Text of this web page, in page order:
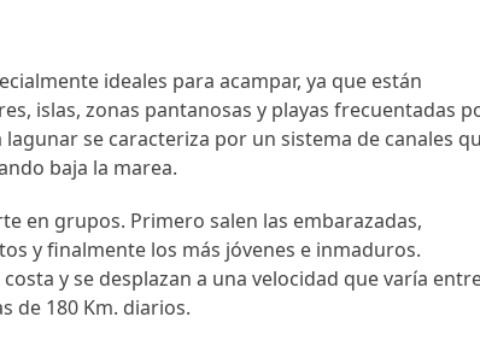
ideales para acampar, ya que están
islas, zonas pantanosas y playas frecuentadas
se caracteriza por un sistema de canales
baja la marea.
en grupos. Primero salen las embarazadas,
y finalmente los más jóvenes e inmaduros.
y se desplazan a una velocidad que varía
de 180 Km. diarios.